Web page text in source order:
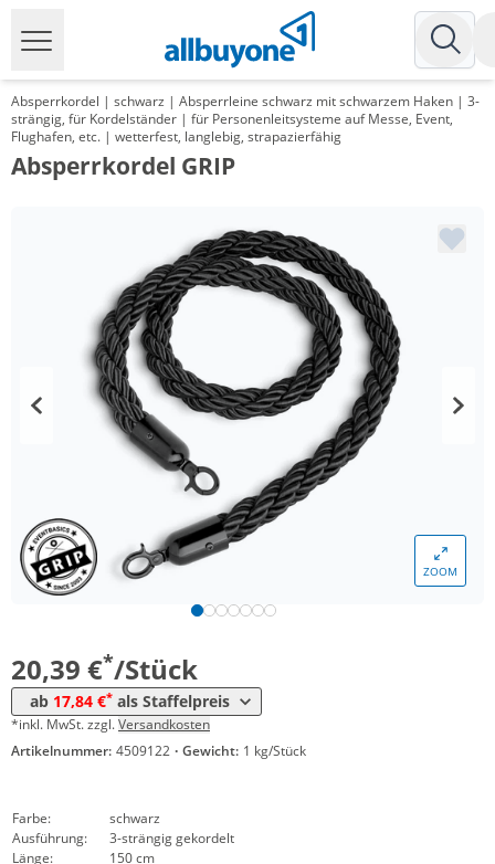
Absperrkordel | schwarz | Absperrleine schwarz mit schwarzem Haken | 3-
strängig, für Kordelständer | für Personenleitsysteme auf Messe, Event,
Flughafen, etc. | wetterfest, langlebig, strapazierfähig
Absperrkordel GRIP
ZOOM
20,39 €*/Stück
ab 17,84 €* als Staffelpreis
Menge
*inkl. MwSt. zzgl.Versandkosten
Artikelnummer: 4509122 · Gewicht: 1 kg/Stück
Farbe:
schwarz
Ausführung:
3-strängig gekordelt
Länge:
150 cm